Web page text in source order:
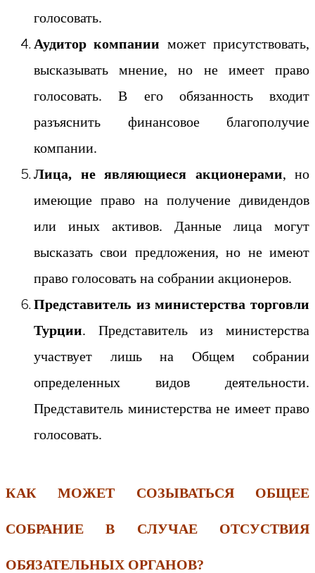
голосовать.
Аудитор компании может присутствовать,
высказывать мнение, но не имеет право
голосовать. В его обязанность входит
разъяснить финансовое благополучие
компании.
Лица, не являющиеся акционерами, но
имеющие право на получение дивидендов
или иных активов. Данные лица могут
высказать свои предложения, но не имеют
право голосовать на собрании акционеров.
Представитель из министерства торговли
Турции. Представитель из министерства
участвует лишь на Общем собрании
определенных видов деятельности.
Представитель министерства не имеет право
голосовать.
КАК МОЖЕТ СОЗЫВАТЬСЯ ОБЩЕЕ
СОБРАНИЕ В СЛУЧАЕ ОТСУСТВИЯ
ОБЯЗАТЕЛЬНЫХ ОРГАНОВ?